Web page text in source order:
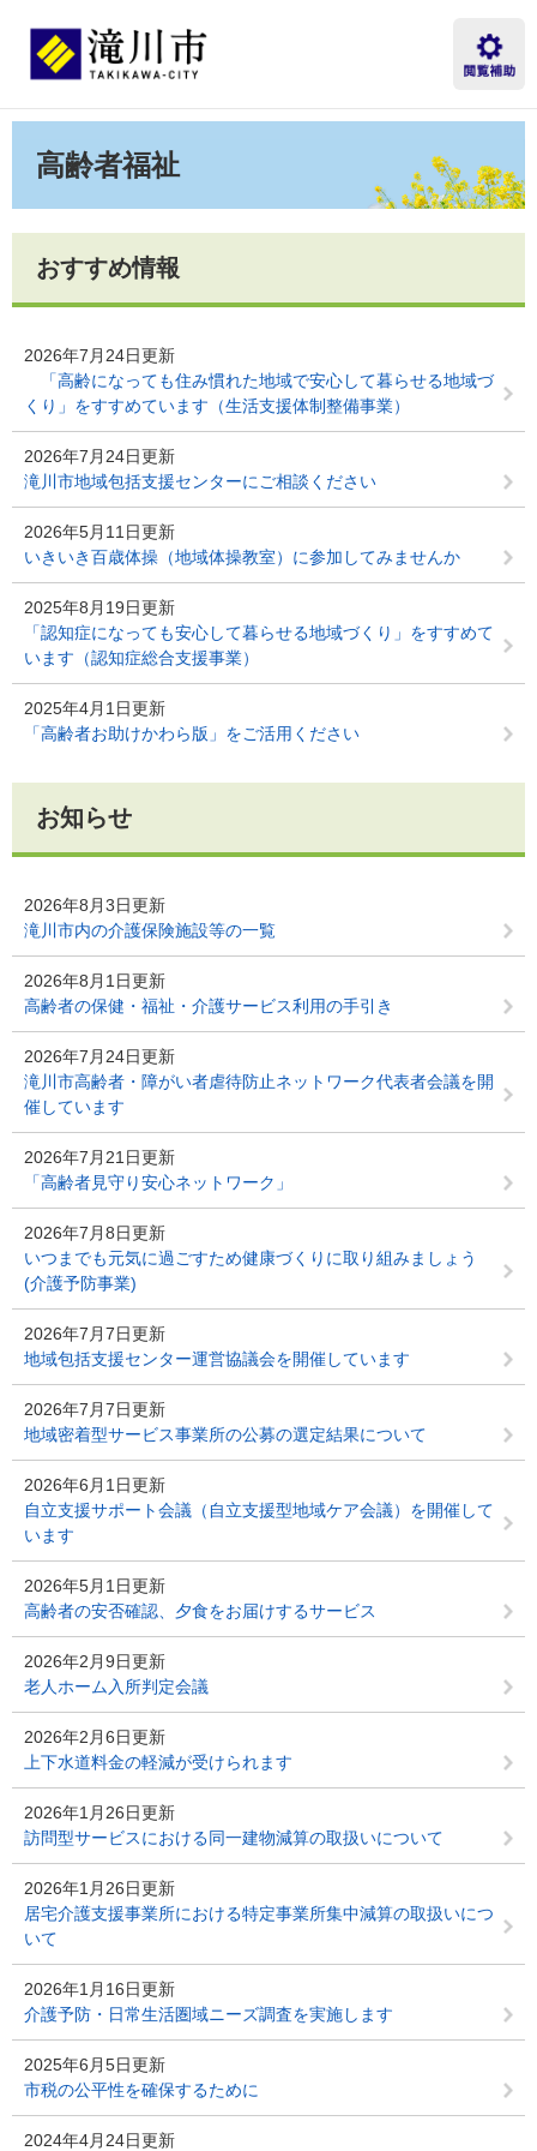
先
を
て
本
高齢者福祉
おすすめ情報
2026年7月24日更新
「高齢になっても住み慣れた地域で安心して暮らせる地域づ
くり」をすすめています（生活支援体制整備事業）
2026年7月24日更新
滝川市地域包括支援センターにご相談ください
2026年5月11日更新
いきいき百歳体操（地域体操教室）に参加してみませんか
2025年8月19日更新
「認知症になっても安心して暮らせる地域づくり」をすすめて
います（認知症総合支援事業）
2025年4月1日更新
「高齢者お助けかわら版」をご活用ください
お知らせ
2026年8月3日更新
滝川市内の介護保険施設等の一覧
2026年8月1日更新
高齢者の保健・福祉・介護サービス利用の手引き
2026年7月24日更新
滝川市高齢者・障がい者虐待防止ネットワーク代表者会議を開
催しています
2026年7月21日更新
「高齢者見守り安心ネットワーク」
2026年7月8日更新
いつまでも元気に過ごすため健康づくりに取り組みましょう
(介護予防事業)
2026年7月7日更新
地域包括支援センター運営協議会を開催しています
2026年7月7日更新
地域密着型サービス事業所の公募の選定結果について
2026年6月1日更新
自立支援サポート会議（自立支援型地域ケア会議）を開催して
います
2026年5月1日更新
高齢者の安否確認、夕食をお届けするサービス
2026年2月9日更新
老人ホーム入所判定会議
2026年2月6日更新
上下水道料金の軽減が受けられます
2026年1月26日更新
訪問型サービスにおける同一建物減算の取扱いについて
2026年1月26日更新
居宅介護支援事業所における特定事業所集中減算の取扱いにつ
いて
2026年1月16日更新
介護予防・日常生活圏域ニーズ調査を実施します
2025年6月5日更新
市税の公平性を確保するために
2024年4月24日更新